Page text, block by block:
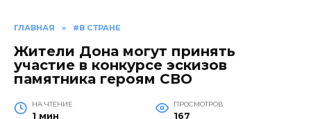
ГЛАВНАЯ » #В СТРАНЕ
Жители Дона могут принять
участие в конкурсе эскизов
памятника героям СВО
НА ЧТЕНИЕ
1 мин
ПРОСМОТРОВ
167